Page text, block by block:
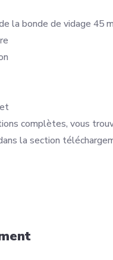
la bonde de vidage 45
complètes, vous
la section